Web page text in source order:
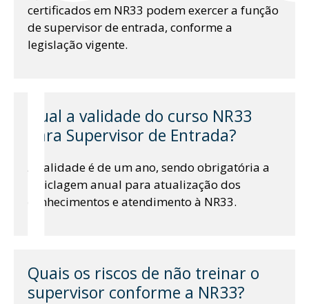
certificados em NR33 podem exercer a função
de supervisor de entrada, conforme a
legislação vigente.
Qual a validade do curso NR33
para Supervisor de Entrada?
A validade é de um ano, sendo obrigatória a
reciclagem anual para atualização dos
conhecimentos e atendimento à NR33.
Quais os riscos de não treinar o
supervisor conforme a NR33?